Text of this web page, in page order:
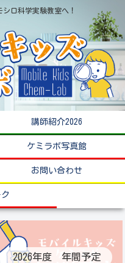
ロ科学実験教室へ！
講師紹介2026
ケミラボ写真館
お問い合わせ
2026年度 年間予定